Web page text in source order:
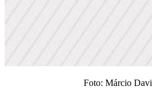
Foto: Márcio